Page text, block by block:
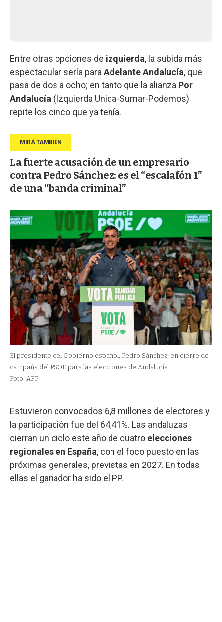
Entre otras opciones de izquierda, la subida más
espectacular sería para AdelanteAndalucía, que
pasa de dos a ocho; en tanto que la alianza Por
Andalucía (Izquierda Unida-Sumar-Podemos)
repite los cinco que ya tenía.
La fuerte acusación de un empresario
contra Pedro Sánchez: es el “escalafón 1”
de una “banda criminal”
El presidente del Gobierno español, Pedro Sánchez, en cierre de
campaña del PSOE para las elecciones de Andalucía.
Foto: AFP
Estuvieron convocados 6,8 millones de electores y
la participación fue del 64,41%. Las andaluzas
cierran un ciclo este año de cuatro elecciones
regionales en España, con el foco puesto en las
próximas generales, previstas en 2027. En todas
ellas el ganador ha sido el PP.